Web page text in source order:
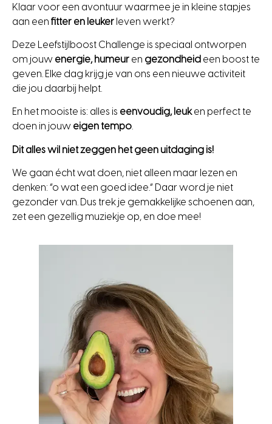
Klaar voor een avontuur waarmee je in kleine stapjes
aan een fitter en leuker leven werkt?
Deze Leefstijlboost Challenge is speciaal ontworpen
om jouw energie, humeur en gezondheid een boost te
geven. Elke dag krijg je van ons een nieuwe activiteit
die jou daarbij helpt.
En het mooiste is: alles is eenvoudig, leuken perfect te
doen in jouw eigen tempo.
Dit alles wil niet zeggen het geen uitdaging is!
We gaan écht wat doen, niet alleen maar lezen en
denken: “o wat een goed idee.” Daar word je niet
gezonder van. Dus trek je gemakkelijke schoenen aan,
zet een gezellig muziekje op, en doe mee!